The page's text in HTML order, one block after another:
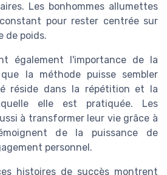
Les bonhommes allumettes
pour rester centrée sur
de poids.
également l'importance de la
la méthode puisse sembler
réside dans la répétition et la
elle est pratiquée. Les
à transformer leur vie grâce à
de la puissance de
personnel.
histoires de succès montrent